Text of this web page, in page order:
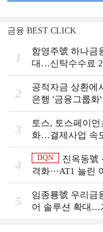
금융 BEST CLICK
1
함영주號 하나금
대…신탁수수료
비즈니스 돋보기]
2
공적자금 상환에
은행 '금융그룹
그룹의 꿈①]
3
토스, 토스페이먼
화…결제사업 속
4
DQN
진옥동號
격화···AT1 늘린
Review]
5
임종룡號 우리금
어 솔루션 확대…